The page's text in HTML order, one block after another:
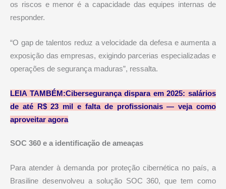
os riscos e menor é a capacidade das equipes internas de
responder.
“O gap de talentos reduz a velocidade da defesa e aumenta a
exposição das empresas, exigindo parcerias especializadas e
operações de segurança maduras”, ressalta.
LEIA TAMBÉM:Cibersegurança dispara em 2025: salários
de até R$ 23 mil e falta de profissionais — veja como
aproveitar agora
SOC 360 e a identificação de ameaças
Para atender à demanda por proteção cibernética no país, a
Brasiline desenvolveu a solução SOC 360, que tem como